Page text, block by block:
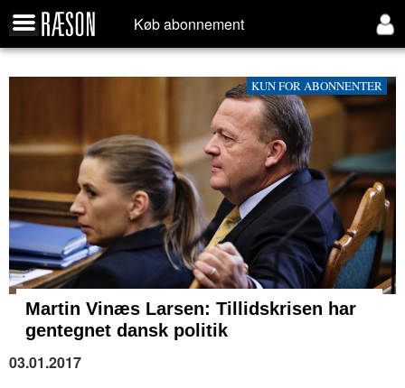
Køb abonnement
KUN FOR ABONNENTER
Martin Vinæs Larsen: Tillidskrisen har
gentegnet dansk politik
03.01.2017